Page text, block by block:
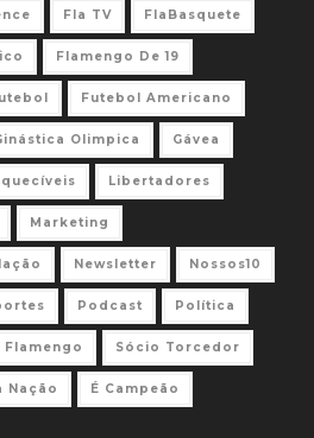
Fla TV FlaBasquete
Flamengo De 19
Futebol Americano
Olimpica Gávea
Libertadores
Marketing
Newsletter Nossos10
Podcast Política
Flamengo Sócio Torcedor
Nação É Campeão